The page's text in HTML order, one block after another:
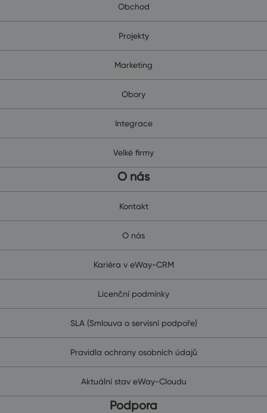
Obchod
Projekty
Marketing
Obory
Integrace
Velké firmy
O nás
Kontakt
O nás
Kariéra v eWay-CRM
Licenční podmínky
SLA (Smlouva o servisní podpoře)
Pravidla ochrany osobních údajů
Aktuální stav eWay-Cloudu
Podpora